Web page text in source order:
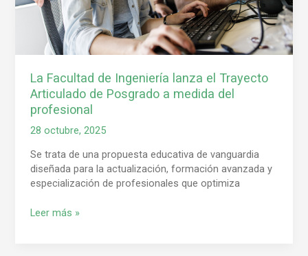
La Facultad de Ingeniería lanza el Trayecto
Articulado de Posgrado a medida del
profesional
28 octubre, 2025
Se trata de una propuesta educativa de vanguardia
diseñada para la actualización, formación avanzada y
especialización de profesionales que optimiza
Posgrado
medida
Leer más »